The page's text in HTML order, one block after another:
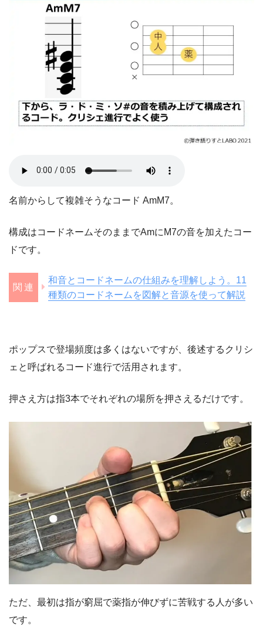
名前からして複雑そうなコード AmM7。
構成はコードネームそのままでAmにM7の音を加えたコー
ドです。
和音とコードネームの仕組みを理解しよう。11
種類のコードネームを図解と音源を使って解説
ポップスで登場頻度は多くはないですが、後述するクリシ
ェと呼ばれるコード進行で活用されます。
押さえ方は指3本でそれぞれの場所を押さえるだけです。
ただ、最初は指が窮屈で薬指が伸びずに苦戦する人が多い
です。